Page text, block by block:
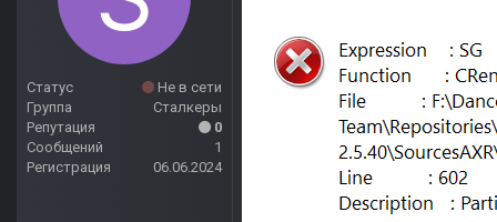
Статус
Не в сети
Группа
Сталкеры
Репутация
0
Сообщений
1
Регистрация
06.06.2024